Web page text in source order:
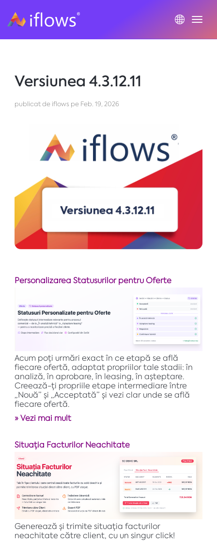
Versiunea 4.3.12.11
publicat de iflows pe Feb. 19, 2026
Personalizarea Statusurilor pentru Oferte
Acum poți urmări exact în ce etapă se află
fiecare ofertă, adaptat propriilor tale stadii: în
analiză, în aprobare, în leasing, în așteptare.
Creează-ți propriile etape intermediare între
„Nouă” și „Acceptată” și vezi clar unde se află
fiecare ofertă.
» Vezi mai mult
Situația Facturilor Neachitate
Generează și trimite situația facturilor
neachitate către client, cu un singur click!